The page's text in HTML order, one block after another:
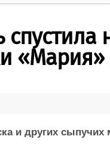
Конференции
Личности
Словарь«Мария»
и других сыпучих